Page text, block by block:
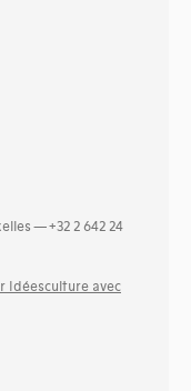
— +32 2 642 24
Idéesculture avec